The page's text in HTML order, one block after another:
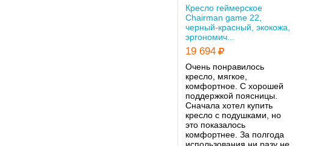
Кресло геймерское
Chairman game 22,
черный-красный, экокожа,
эргономич...
19 694
Очень понравилось
кресло, мягкое,
комфортное. С хорошей
поддержкой поясницы.
Сначала хотел купить
кресло с подушками, но
это показалось
комфортнее. За полгода